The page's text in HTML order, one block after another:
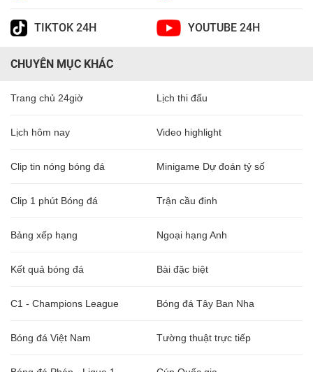
TIKTOK 24H YOUTUBE 24H
CHUYÊN MỤC KHÁC
Trang chủ 24giờ Lịch thi đấu
Lịch hôm nay Video highlight
Clip tin nóng bóng đá Minigame Dự đoán tỷ số
Clip 1 phút Bóng đá Trận cầu đinh
Bảng xếp hạng Ngoại hạng Anh
Kết quả bóng đá Bài đặc biệt
C1 - Champions League Bóng đá Tây Ban Nha
Bóng đá Việt Nam Tường thuật trực tiếp